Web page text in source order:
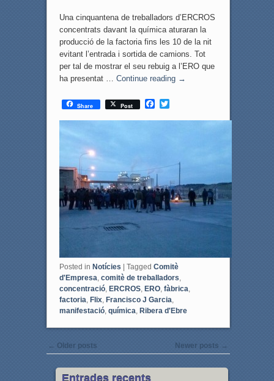
Una cinquantena de treballadors d’ERCROS
concentrats davant la química aturaran la
producció de la factoria fins les 10 de la nit
evitant l’entrada i sortida de camions. Tot
per tal de mostrar el seu rebuig a l’ERO que
ha presentat … Continue reading →
Share Post
F
c
k
T
i
Posted in Notícies | Tagged Comitè
d'Empresa comitè de treballadors
concentració, ERCROS, ERO, fàbrica
factoria Flix, Francisco J Garcia
manifestació, química Ribera d'Ebre
Post navigation
← Older posts Newer posts →
Entrades recents